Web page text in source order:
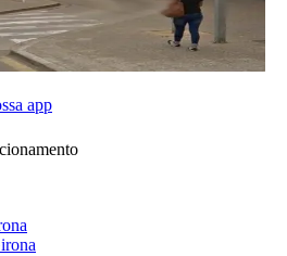
app